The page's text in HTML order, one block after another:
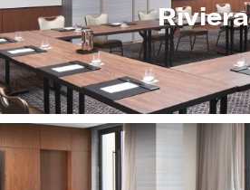
Riviera